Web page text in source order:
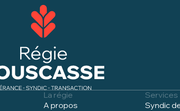
La régie
A propos
Services
Syndic